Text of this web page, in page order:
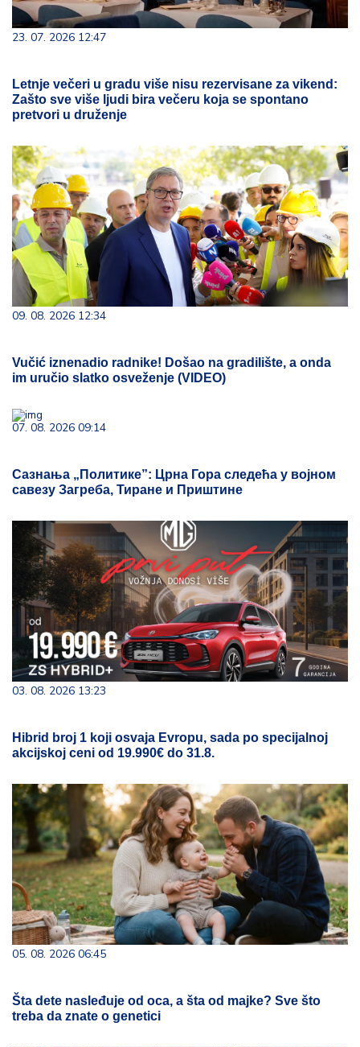
23. 07. 2026 12:47
Letnje večeri u gradu više nisu rezervisane za vikend:
Zašto sve više ljudi bira večeru koja se spontano
pretvori u druženje
09. 08. 2026 12:34
Vučić iznenadio radnike! Došao na gradilište, a onda
im uručio slatko osveženje (VIDEO)
07. 08. 2026 09:14
Сазнања „Политике”: Црна Гора следећа у војном
савезу Загреба, Тиране и Приштине
03. 08. 2026 13:23
Hibrid broj 1 koji osvaja Evropu, sada po specijalnoj
akcijskoj ceni od 19.990€ do 31.8.
05. 08. 2026 06:45
Šta dete nasleđuje od oca, a šta od majke? Sve što
treba da znate o genetici